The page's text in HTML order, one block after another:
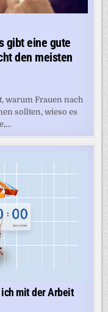
gibt eine gute
den meisten
warum Frauen nach
sollten, wieso es
ich mit der Arbeit